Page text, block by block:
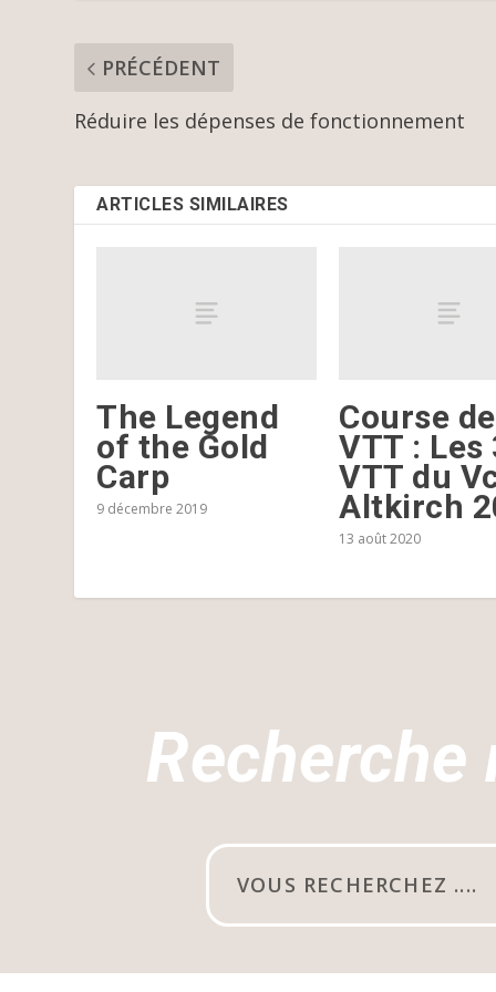
PRÉCÉDENT
Réduire les dépenses de fonctionnement
ARTICLES SIMILAIRES
The Legend
of the Gold
Carp
9 décembre 2019
Course de
VTT : Les
VTT du
Altkirch
13 août 2020
Recherche